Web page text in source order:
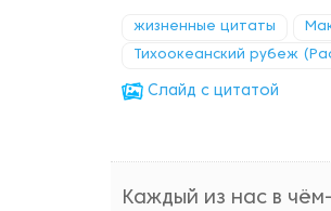
жизненные цитаты
Тихоокеанский рубеж
Cлайд с цитатой
Каждый из нас в